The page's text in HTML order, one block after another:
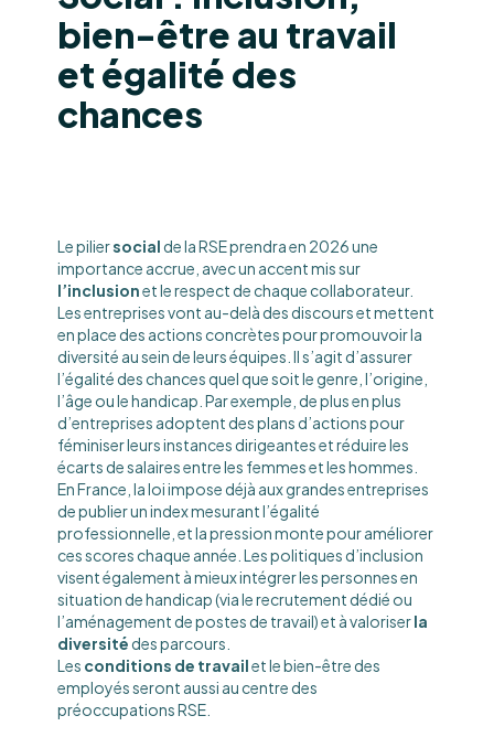
bien-être au travail
et égalité des
chances
Le piliersocial de la RSE prendra en 2026 une
importance accrue, avec un accent mis sur
l’inclusionet le respect de chaque collaborateur.
Les entreprises vont au-delà des discours et mettent
en place des actions concrètes pour promouvoir la
diversité au sein de leurs équipes. Il s’agit d’assurer
l’égalité des chances quel que soit le genre, l’origine,
l’âge ou le handicap. Par exemple, de plus en plus
d’entreprises adoptent des plans d’actions pour
féminiser leurs instances dirigeantes et réduire les
écarts de salaires entre les femmes et les hommes.
En France, la loi impose déjà aux grandes entreprises
de publier un index mesurant l’égalité
professionnelle, et la pression monte pour améliorer
ces scores chaque année. Les politiques d’inclusion
visent également à mieux intégrer les personnes en
situation de handicap (via le recrutement dédié ou
l’aménagement de postes de travail) et à valoriserla
diversité des parcours.
Les conditions de travailet le bien-être des
employés seront aussi au centre des
préoccupations RSE.